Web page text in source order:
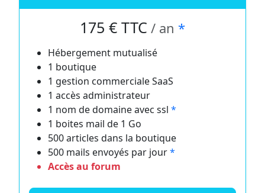
175 € TTC / an *
Hébergement mutualisé
1 boutique
1 gestion commerciale SaaS
1 accès administrateur
1 nom de domaine avec ssl *
1 boites mail de 1 Go
500 articles dans la boutique
500 mails envoyés par jour*
Accès au forum